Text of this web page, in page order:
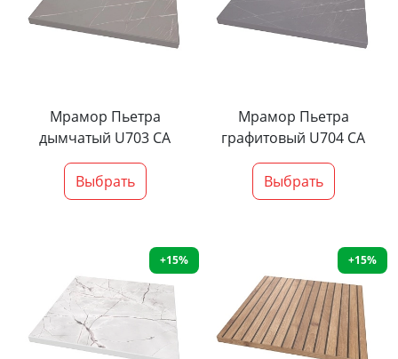
Мрамор Пьетра
дымчатый U703 CA
Выбрать
Мрамор Пьетра
графитовый U704 CA
Выбрать
+15% +15%